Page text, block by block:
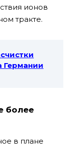
ионов
тракте.
Германии
более
в плане